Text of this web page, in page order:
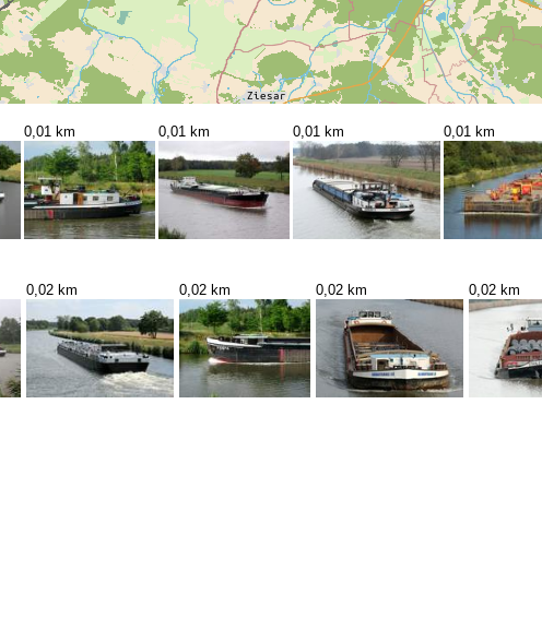
0,01 km 0,01 km 0,01 km 0,01 km
0,02 km 0,02 km 0,02 km 0,02 km